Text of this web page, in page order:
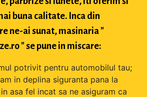
buna calitate. Inca din
ne-ai sunat, masinaria "
" se pune in miscare:
potrivit pentru automobilul tau;
in deplina siguranta pana la
asa fel incat sa ne asiguram ca